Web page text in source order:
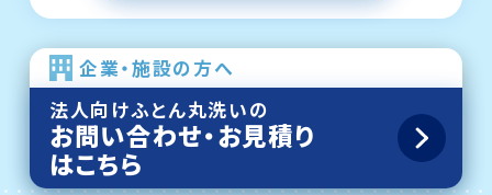
企業・施設の方へ
法人向けふとん丸洗いの
お問い合わせ・お見積り
はこちら